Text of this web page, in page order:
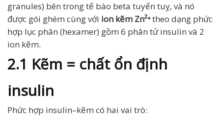
granules) bên trong tế bào beta tuyến tuỵ, và nó
được gói ghém cùng với ion kẽm Zn²⁺theo dạng phức
hợp lục phân (hexamer) gồm 6 phân tử insulin và 2
ion kẽm.
2.1 Kẽm = chất ổn định
insulin
Phức hợp insulin–kẽm có hai vai trò: